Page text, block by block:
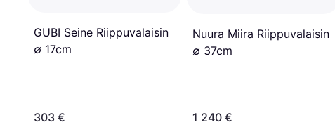
GUBI Seine Riippuvalaisin
∅ 17cm
303 €
Nuura Miira Riippuvalaisin
∅ 37cm
1 240 €